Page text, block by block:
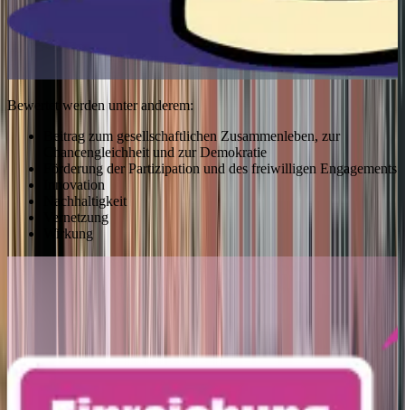
Bewertet werden unter anderem:
Beitrag zum gesellschaftlichen Zusammenleben, zur
Chancengleichheit und zur Demokratie
Förderung der Partizipation und des freiwilligen Engagements
Innovation
Nachhaltigkeit
Vernetzung
Wirkung